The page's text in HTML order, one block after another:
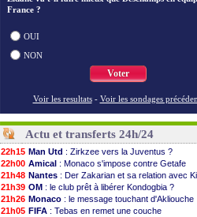
France ?
OUI
NON
Voter
Voir les resultats - Voir les sondages
Actu et transferts 24h/24
22h15 Man Utd : Zirkzee vers la Juventus ?
22h00 Amical : Monaco s'impose contre Getafe
21h48 Nantes : Der Zakarian et sa relation avec
21h39 OM : le club prêt à libérer Kondogbia ?
21h26 Monaco : le message touchant d'Akliouche
21h05 FIFA : Tebas en remet une couche